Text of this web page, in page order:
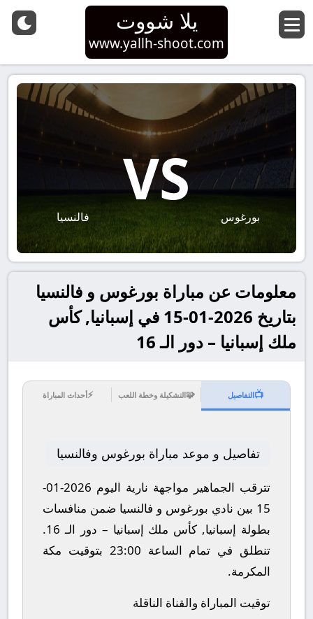
يلا شووت
www.yallh-shoot.com
بورغوس
VS
فالنسيا
معلومات عن مباراة بورغوس و فالنسيا
بتاريخ 2026-01-15 في إسبانيا, كأس
ملك إسبانيا – دور الـ 16
📺التفاصيل 🧩التشكيلة وخطة اللعب ⚡أحداث المباراة
تفاصيل و موعد مباراة بورغوس وفالنسيا
تترقب الجماهير مواجهة نارية اليوم 2026-01-
15 بين نادي بورغوس و فالنسيا ضمن منافسات
بطولة إسبانيا, كأس ملك إسبانيا – دور الـ 16.
تنطلق في تمام الساعة 23:00 بتوقيت مكة
المكرمة.
توقيت المباراة والقناة الناقلة